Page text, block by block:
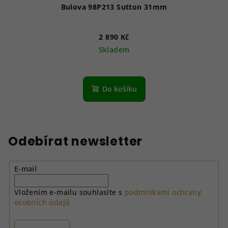
Bulova 98P213 Sutton 31mm
2 890 Kč
Skladem
Do košíku
Odebírat newsletter
E-mail
Vložením e-mailu souhlasíte s podmínkami ochrany
osobních údajů